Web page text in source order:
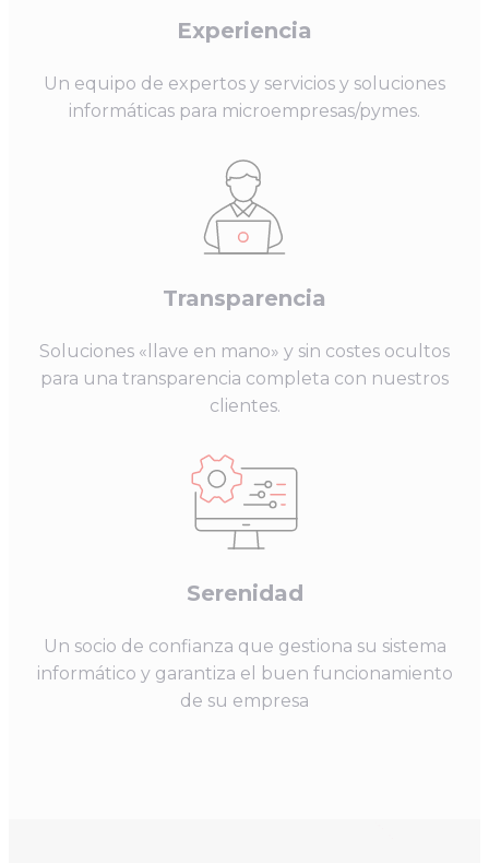
Experiencia
Un equipo de expertos y servicios y soluciones
informáticas para microempresas/pymes.
Transparencia
Soluciones «llave en mano» y sin costes ocultos
para una transparencia completa con nuestros
clientes.
Serenidad
Un socio de confianza que gestiona su sistema
informático y garantiza el buen funcionamiento
de su empresa